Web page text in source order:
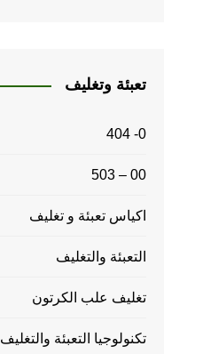
تعبئة وتغليف
0- 404
00 – 503
اكياس تعبئة و تغليف
التعبئة والتغليف
تغليف علب الكرتون
تكنولوجيا التعبئة والتغليف